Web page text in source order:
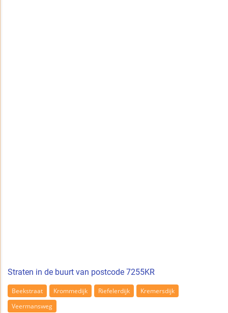
Straten in de buurt van postcode 7255KR
Beekstraat Krommedijk Riefelerdijk
Kremersdijk
Veermansweg